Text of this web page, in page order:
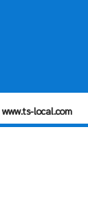
www.ts-local.com